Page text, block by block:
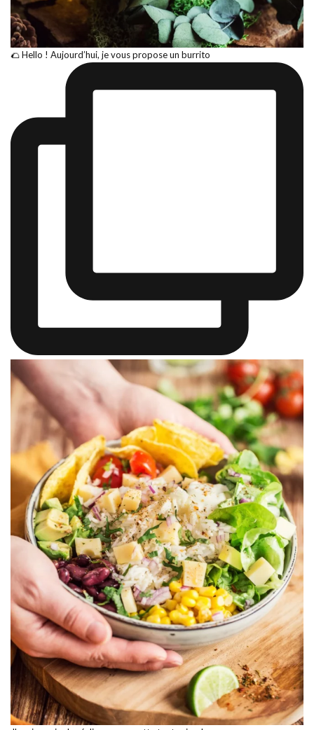
🌮 Hello ! Aujourd’hui, je vous propose un burrito